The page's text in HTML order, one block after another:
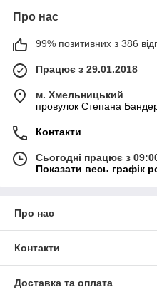
Про нас
99% позитивних з 386
Працює з 29.01.2018
м. Хмельницький
провулок Степана
Контакти
Сьогодні працює з
Показати весь графік
Про нас
Контакти
Доставка та оплата